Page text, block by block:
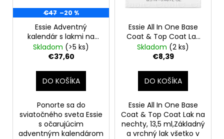
o
v
t
o
€47 –20 %
Essie Adventný
kalendár s lakmi na
nechty a produktmi
na starostlivosť o
Skladom (>5 ks)
€37,60
DO KOŠÍKA
Ponorte sa do
sviatočného sveta Essie
s očarujúcim
adventným kalendárom
Essie All In One Base
Coat & Top Coat Lak
na nechty, 13,5 ml
Skladom (2 ks)
€8,39
DO KOŠÍKA
Essie All In One Base
Coat & Top Coat Lak na
nechty, 13,5 ml,Základný
a vrchný lak všetko v